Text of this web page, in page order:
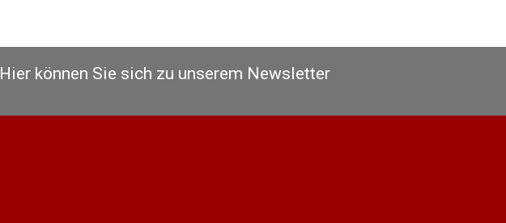
Hier können Sie sich zu unserem Newsletter